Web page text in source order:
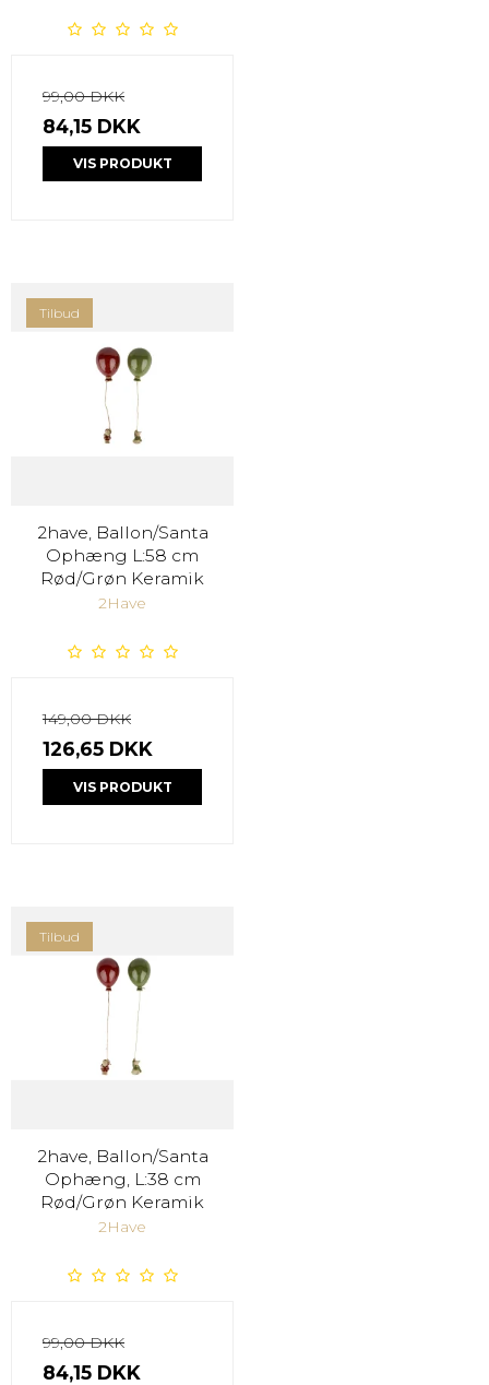
99,00 DKK
84,15 DKK
VIS PRODUKT
Tilbud
2have, Ballon/Santa
Ophæng L:58 cm
Rød/Grøn Keramik
2Have
149,00 DKK
126,65 DKK
VIS PRODUKT
Tilbud
2have, Ballon/Santa
Ophæng, L:38 cm
Rød/Grøn Keramik
2Have
99,00 DKK
84,15 DKK